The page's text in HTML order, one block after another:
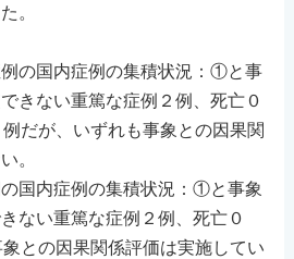
。
例の国内症例の集積状況：①と事
きない重篤な症例２例、死亡０
だが、いずれも事象との因果関
。
の国内症例の集積状況：①と事象
ない重篤な症例２例、死亡０
との因果関係評価は実施してい